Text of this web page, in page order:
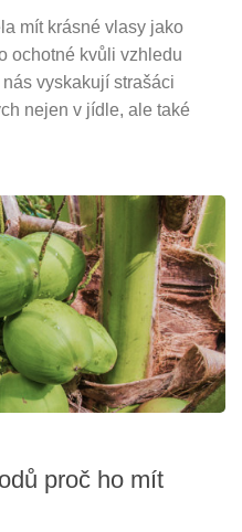
mít krásné vlasy jako
ochotné kvůli vzhledu
vyskakují strašáci
nejen v jídle, ale také
proč ho mít